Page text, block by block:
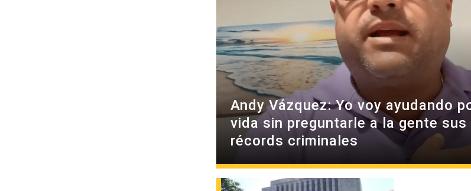
Andy Vázquez: Yo voy ayudando
vida sin preguntarle a la gente sus
récords criminales